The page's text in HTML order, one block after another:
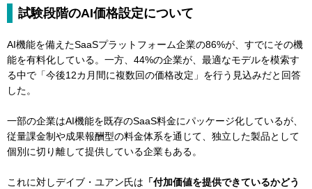
試験段階のAI価格設定について
AI機能を備えたSaaSプラットフォーム企業の86%が、すでにその機
能を有料化している。一方、44%の企業が、最適なモデルを模索す
る中で「今後12カ月間に複数回の価格改定」を行う見込みだと回答
した。
一部の企業はAI機能を既存のSaaS料金にパッケージ化しているが、
従量課金制や成果報酬型の料金体系を通じて、独立した製品として
個別に切り離して提供している企業もある。
これに対しデイブ・ユアン氏は 「付加価値を提供できているかどう